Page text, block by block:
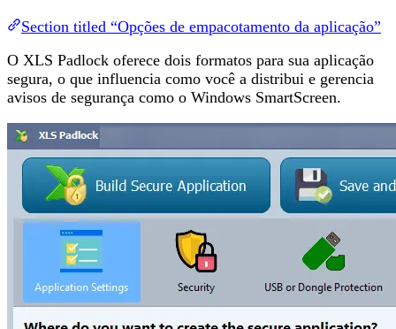
Section titled “Opções de empacotamento da aplicação”
O XLS Padlock oferece dois formatos para sua aplicação
segura, o que influencia como você a distribui e gerencia
avisos de segurança como o Windows SmartScreen.